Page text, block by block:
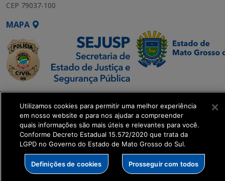
CEP 79037-100
MAPA
Executiva de
Transformação Digital
get_footer();
Utilizamos cookies para permitir uma melhor experiência
em nosso website e para nos ajudar a compreender
quais informações são mais úteis e relevantes para você.
Conforme Decreto Estadual 15.572/2020 que trata da
LGPD no Governo do Estado de Mato Grosso do Sul.
Definições de cookies Prosseguir com todos